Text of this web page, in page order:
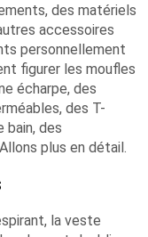
des matériels
accessoires
personnellement
figurer les moufles
écharpe, des
des T-
bain, des
plus en détail.
la veste